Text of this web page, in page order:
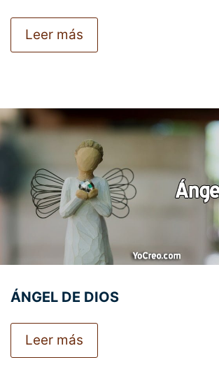
Leer más
ÁNGEL DE DIOS
Leer más